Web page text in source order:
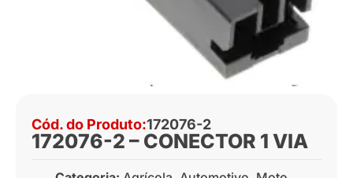
Cód. do Produto:172076-2
172076-2 – CONECTOR 1 VIA